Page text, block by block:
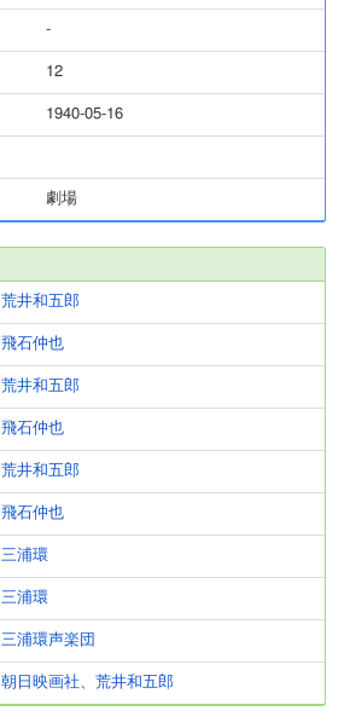
-
12
1940-05-16
劇場
荒井和五郎
飛石仲也
荒井和五郎
飛石仲也
荒井和五郎
飛石仲也
三浦環
三浦環
三浦環声楽団
朝日映画社、荒井和五郎